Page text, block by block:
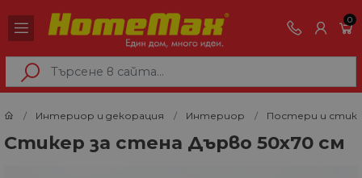
0
Интериор и декорация Интериор Постери и
Стикер за стена Дърво 50x70 см